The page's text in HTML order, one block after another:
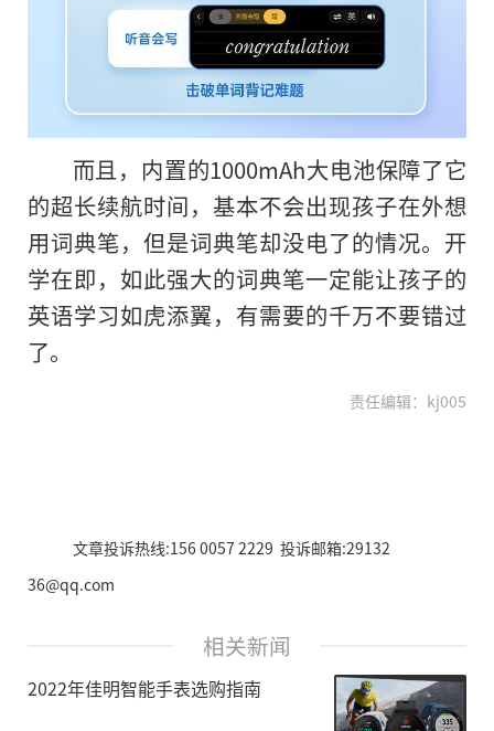
而且，内置的1000mAh大电池保障了它
的超长续航时间，基本不会出现孩子在外想
用词典笔，但是词典笔却没电了的情况。开
学在即，如此强大的词典笔一定能让孩子的
英语学习如虎添翼，有需要的千万不要错过
了。
责任编辑：kj005
文章投诉热线:156 0057 2229 投诉邮箱:29132
36@qq.com
相关新闻
2022年佳明智能手表选购指南